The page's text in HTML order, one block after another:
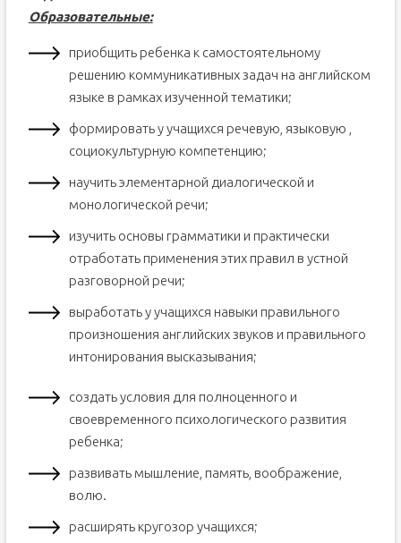
Образовательные:
приобщить ребенка к самостоятельному
решению коммуникативных задач на английском
языке в рамках изученной тематики;
формировать у учащихся речевую, языковую ,
социокультурную компетенцию;
научить элементарной диалогической и
монологической речи;
изучить основы грамматики и практически
отработать применения этих правил в устной
разговорной речи;
выработать у учащихся навыки правильного
произношения английских звуков и правильного
интонирования высказывания;
создать условия для полноценного и
своевременного психологического развития
ребенка;
развивать мышление, память, воображение,
волю.
расширять кругозор учащихся;